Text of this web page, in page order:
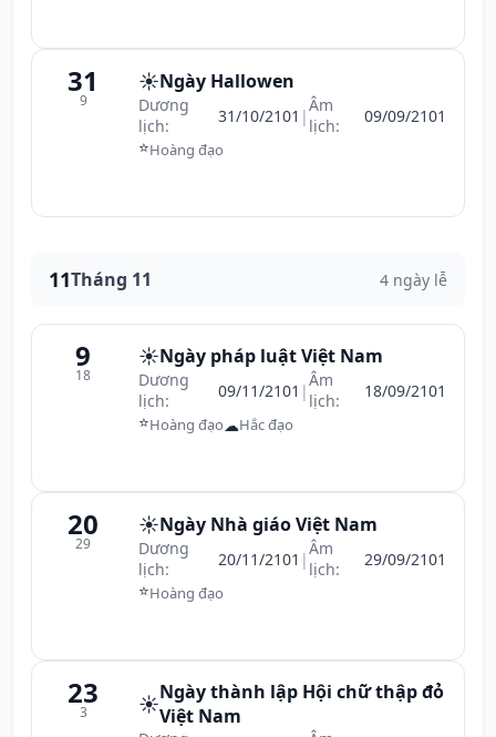
31
9
☀️Ngày Hallowen
Dương
lịch:
31/10/2101 |Âm
lịch:
09/09/2101
⭐Hoàng đạo
11Tháng 11 4 ngày lễ
9
18
☀️Ngày pháp luật Việt Nam
Dương
lịch:
09/11/2101 |Âm
lịch:
18/09/2101
⭐Hoàng đạo☁Hắc đạo
20
29
☀️Ngày Nhà giáo Việt Nam
Dương
lịch:
20/11/2101 |Âm
lịch:
29/09/2101
⭐Hoàng đạo
23
3 ☀️Ngày thành lập Hội chữ thập đỏ
Việt Nam